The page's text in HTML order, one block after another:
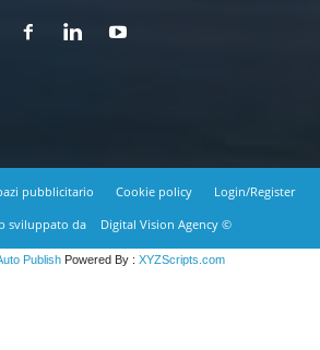
pubblicitario Cookie policy
Login/Register
sviluppato da
Digital Vision Agency ©
PublishPowered By : XYZScripts.com